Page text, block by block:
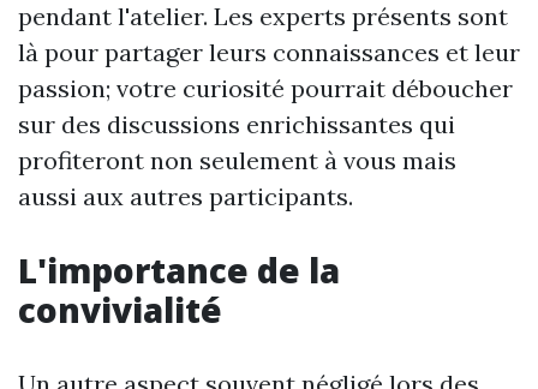
pendant l'atelier. Les experts présents sont
là pour partager leurs connaissances et leur
passion; votre curiosité pourrait déboucher
sur des discussions enrichissantes qui
profiteront non seulement à vous mais
aussi aux autres participants.
L'importance de la
convivialité